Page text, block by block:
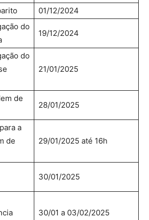
01/12/2024
do
19/12/2024
do
21/01/2025
de
28/01/2025
a
de
29/01/2025 até 16h
30/01/2025
30/01 a 03/02/2025